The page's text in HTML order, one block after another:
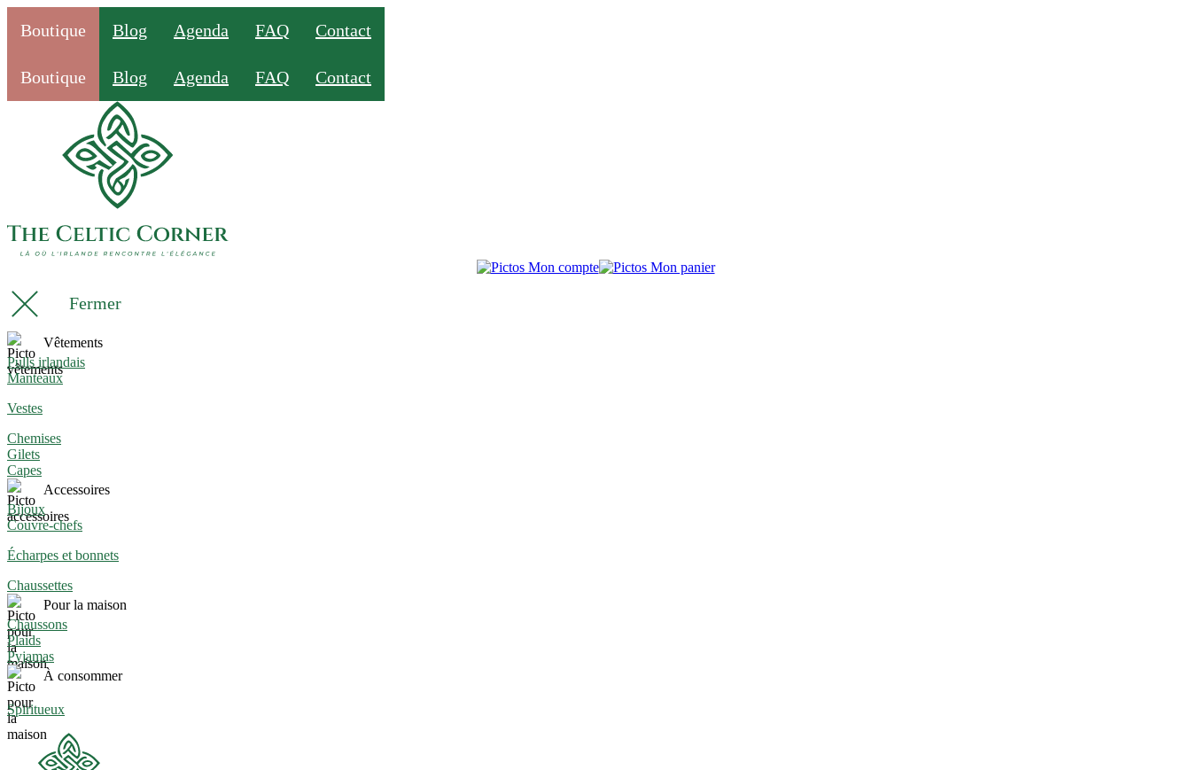
Boutique Blog Agenda FAQ Contact
Boutique Blog Agenda FAQ Contact
Fermer
Vêtements
Pulls irlandais
Manteaux
Vestes
Chemises
Gilets
Capes
Accessoires
Bijoux
Couvre-chefs
Écharpes et bonnets
Chaussettes
Pour la maison
Chaussons
Plaids
Pyjamas
À consommer
Spiritueux